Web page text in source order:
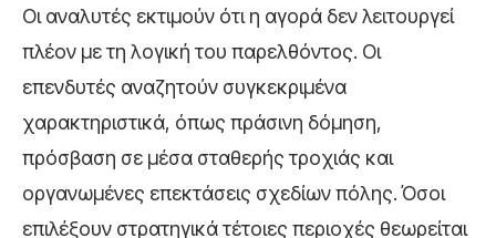
Οι αναλυτές εκτιμούν ότι η αγορά δεν λειτουργεί
πλέον με τη λογική του παρελθόντος. Οι
επενδυτές αναζητούν συγκεκριμένα
χαρακτηριστικά, όπως πράσινη δόμηση,
πρόσβαση σε μέσα σταθερής τροχιάς και
οργανωμένες επεκτάσεις σχεδίων πόλης. Όσοι
επιλέξουν στρατηγικά τέτοιες περιοχές θεωρείται